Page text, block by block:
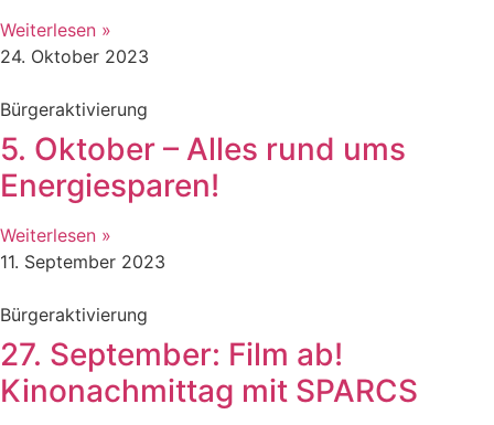
Weiterlesen »
24. Oktober 2023
Bürgeraktivierung
5. Oktober – Alles rund ums
Energiesparen!
Weiterlesen »
11. September 2023
Bürgeraktivierung
27. September: Film ab!
Kinonachmittag mit SPARCS